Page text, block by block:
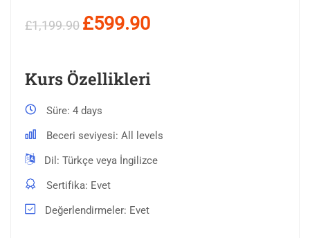
£1,199.90 £599.90
Kurs Özellikleri
Süre 4 days
Beceri seviyesi All levels
Dil
Türkçe veya İngilizce
Sertifika Evet
Değerlendirmeler Evet